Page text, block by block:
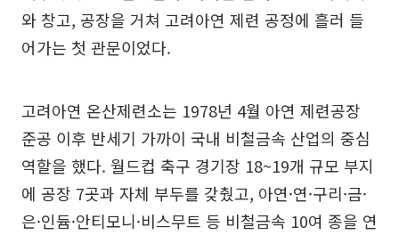
와 창고, 공장을 거쳐 고려아연 제련 공정에 흘러 들
어가는 첫 관문이었다.
고려아연 온산제련소는 1978년 4월 아연 제련공장
준공 이후 반세기 가까이 국내 비철금속 산업의 중심
역할을 했다. 월드컵 축구 경기장 18~19개 규모 부지
에 공장 7곳과 자체 부두를 갖췄고, 아연·연·구리·금·
은·인듐·안티모니·비스무트 등 비철금속 10여 종을 연